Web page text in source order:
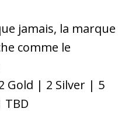
jamais, la marque
comme le
Gold | 2 Silver | 5